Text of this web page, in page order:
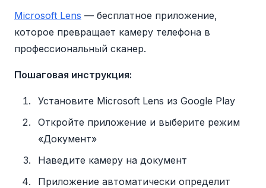
Microsoft Lens — бесплатное приложение,
которое превращает камеру телефона в
профессиональный сканер.
Пошаговая инструкция:
Установите Microsoft Lens из Google Play
Откройте приложение и выберите режим
«Документ»
Наведите камеру на документ
Приложение автоматически определит